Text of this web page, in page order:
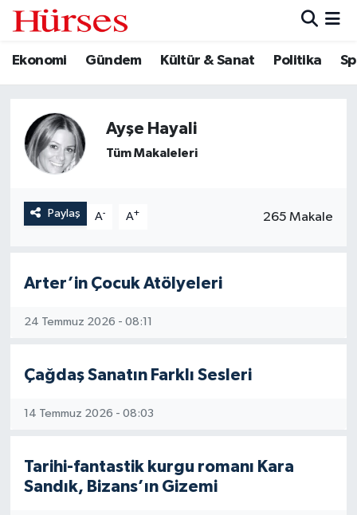
Ekonomi Gündem Kültür & Sanat Politika
Ayşe Hayali
Tüm Makaleleri
Paylaş A- A+ 265 Makale
Arter’in Çocuk Atölyeleri
24 Temmuz 2026 - 08:11
Çağdaş Sanatın Farklı Sesleri
14 Temmuz 2026 - 08:03
Tarihi-fantastik kurgu romanı Kara
Sandık, Bizans’ın Gizemi
Ekonomi
Kültür & Sanat
Spor
Hava Durumu
Süper Lig Puan Durumu ve Fikstür
Son Dakika Haberleri